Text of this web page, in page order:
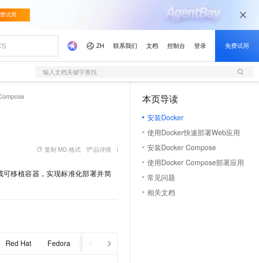
输入文档关键字查找
复制 MD 格式 产品详情
移植容器，实现标准化部署并简
Red Hat Fedora Anolis OS
本页导读
安装Docker
使用Docker快速部署Web应用
安装Docker Compose
使用Docker Compose部署应用
常见问题
相关文档